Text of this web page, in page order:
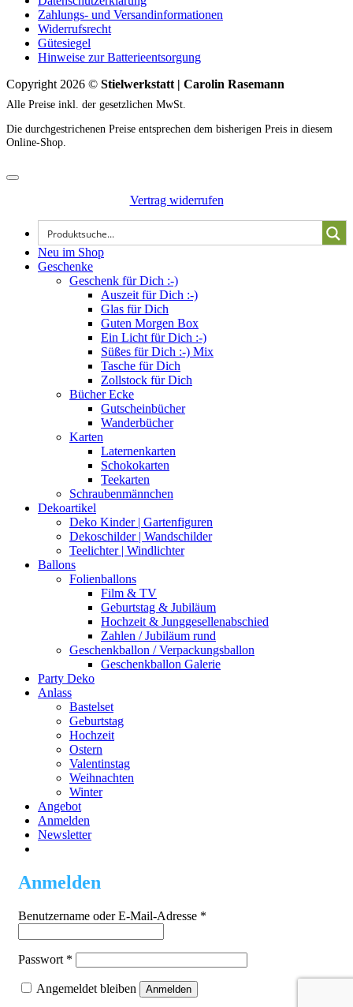
Zahlungs- und Versandinformationen
Widerrufsrecht
Gütesiegel
Hinweise zur Batterieentsorgung
Copyright 2026 © Stielwerkstatt | Carolin Rasemann
Alle Preise inkl. der gesetzlichen MwSt.
Die durchgestrichenen Preise entsprechen dem bisherigen Preis in diesem
Online-Shop.
Vertrag widerrufen
Neu im Shop
Geschenke
Geschenk für Dich :-)
Auszeit für Dich :-)
Glas für Dich
Guten Morgen Box
Ein Licht für Dich :-)
Süßes für Dich :-) Mix
Tasche für Dich
Zollstock für Dich
Bücher Ecke
Gutscheinbücher
Wanderbücher
Karten
Laternenkarten
Schokokarten
Teekarten
Schraubenmännchen
Dekoartikel
Deko Kinder | Gartenfiguren
Dekoschilder | Wandschilder
Teelichter | Windlichter
Ballons
Folienballons
Film & TV
Geburtstag & Jubiläum
Hochzeit & Junggesellenabschied
Zahlen / Jubiläum rund
Geschenkballon / Verpackungsballon
Geschenkballon Galerie
Party Deko
Anlass
Bastelset
Geburtstag
Hochzeit
Ostern
Valentinstag
Weihnachten
Winter
Angebot
Anmelden
Newsletter
Anmelden
Benutzername oder E-Mail-Adresse *
Passwort *
Angemeldet bleiben Anmelden